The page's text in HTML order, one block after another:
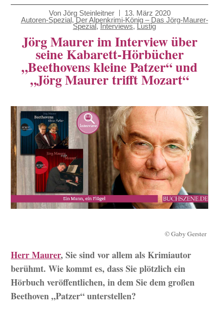
Von Jörg Steinleitner
13. März 2020
Autoren-Spezial,Der Alpenkrimi-König – Das Jörg-Maurer-
Spezial,Interviews,Lustig
Jörg Maurer im Interview über
seine Kabarett-Hörbücher
„Beethovens kleine Patzer“ und
„Jörg Maurer trifft Mozart“
© Gaby Gerster
Herr Maurer, Sie sind vor allem als Krimiautor
berühmt. Wie kommt es, dass Sie plötzlich ein
Hörbuch veröffentlichen, in dem Sie dem großen
Beethoven „Patzer“ unterstellen?